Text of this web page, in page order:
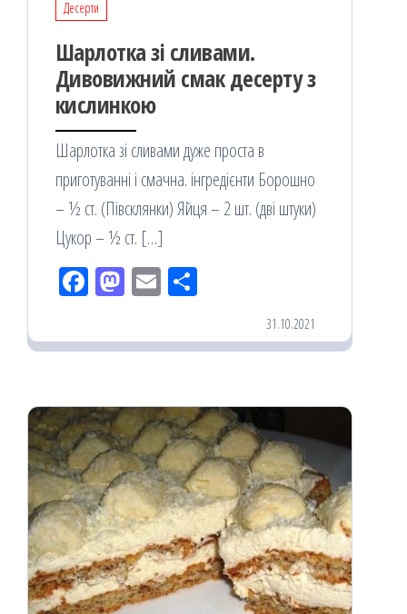
Десерти
Шарлотка зі сливами.
Дивовижний смак десерту з
кислинкою
Шарлотка зі сливами дуже проста в
приготуванні і смачна. інгредієнти Борошно
– ½ ст. (Півсклянки) Яйця – 2 шт. (дві штуки)
Цукор – ½ ст. […]
Fac
oo
M
od
Em
ит
я
31.10.2021